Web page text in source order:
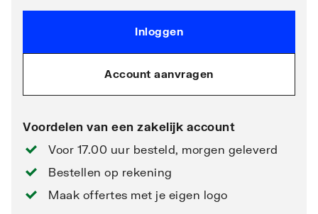
Inloggen
Account aanvragen
Voordelen van een zakelijk account
Voor 17.00 uur besteld, morgen geleverd
Bestellen op rekening
Maak offertes met je eigen logo